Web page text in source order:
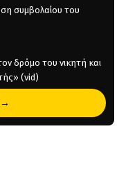
συμβολαίου του
δρόμο του νικητή και
(vid)
Athens Kallithea
→